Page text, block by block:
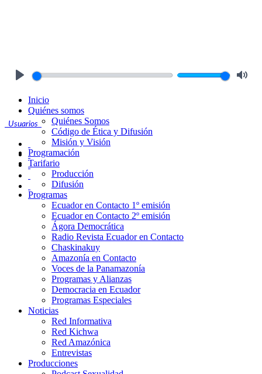
Usuarios
Inicio
Quiénes somos
Quiénes Somos
Código de Ética y Difusión
Misión y Visión
Programación
Tarifario
Producción
Difusión
Programas
Ecuador en Contacto 1º emisión
Ecuador en Contacto 2º emisión
Ágora Democrática
Radio Revista Ecuador en Contacto
Chaskinakuy
Amazonía en Contacto
Voces de la Panamazonía
Programas y Alianzas
Democracia en Ecuador
Programas Especiales
Noticias
Red Informativa
Red Kichwa
Red Amazónica
Entrevistas
Producciones